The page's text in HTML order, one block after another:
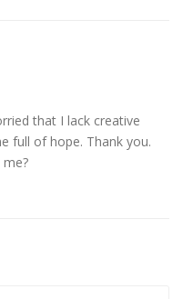
that I lack creative
full of hope. Thank you.